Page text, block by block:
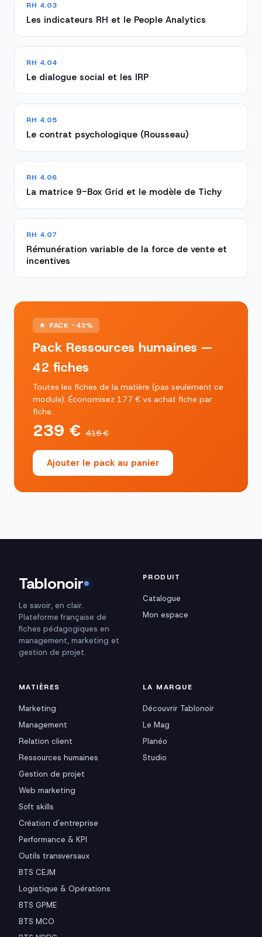
RH 4.03
Les indicateurs RH et le People Analytics
RH 4.04
Le dialogue social et les IRP
RH 4.05
Le contrat psychologique (Rousseau)
RH 4.06
La matrice 9-Box Grid et le modèle de Tichy
RH 4.07
Rémunération variable de la force de vente et
incentives
★ PACK -43%
Pack Ressources humaines —
42 fiches
Toutes les fiches de la matière (pas seulement ce
module). Économisez 177 € vs achat fiche par
fiche.
239 € 416 €
Ajouter le pack au panier
Tablonoir
Le savoir, en clair.
Plateforme française de
fiches pédagogiques en
management, marketing et
gestion de projet.
PRODUIT
Catalogue
Mon espace
MATIÈRES
Marketing
Management
Relation client
Ressources humaines
Gestion de projet
Web marketing
Soft skills
Création d'entreprise
Performance & KPI
Outils transversaux
BTS CEJM
Logistique & Opérations
BTS GPME
BTS MCO
LA MARQUE
Découvrir Tablonoir
Le Mag
Planéo
Studio